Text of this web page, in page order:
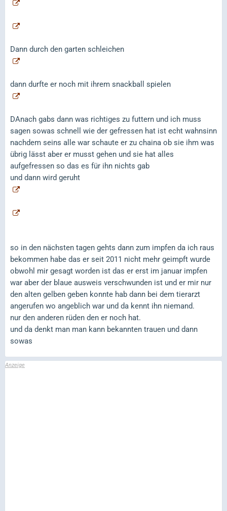
Dann durch den garten schleichen
dann durfte er noch mit ihrem snackball spielen
DAnach gabs dann was richtiges zu futtern und ich muss
sagen sowas schnell wie der gefressen hat ist echt wahnsinn
nachdem seins alle war schaute er zu chaina ob sie ihm was
übrig lässt aber er musst gehen und sie hat alles
aufgefressen so das es für ihn nichts gab
und dann wird geruht
so in den nächsten tagen gehts dann zum impfen da ich raus
bekommen habe das er seit 2011 nicht mehr geimpft wurde
obwohl mir gesagt worden ist das er erst im januar impfen
war aber der blaue ausweis verschwunden ist und er mir nur
den alten gelben geben konnte hab dann bei dem tierarzt
angerufen wo angeblich war und da kennt ihn niemand.
nur den anderen rüden den er noch hat.
und da denkt man man kann bekannten trauen und dann
sowas